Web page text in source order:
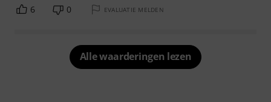
6 0 EVALUATIE MELDEN
Alle waarderingen lezen